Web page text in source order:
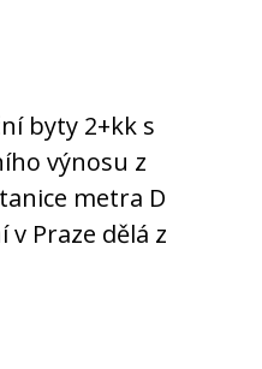
byty 2+kk s
výnosu z
metra D
Praze dělá z